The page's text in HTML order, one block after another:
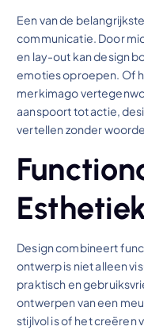
Een van de
communicatie. Door
en lay-out kan design
emoties oproepen. Of
merkimago
aanspoort tot actie,
vertellen zonder
Design combineert
ontwerp is niet alleen
praktisch en
ontwerpen van een
stijlvol is of het creëren